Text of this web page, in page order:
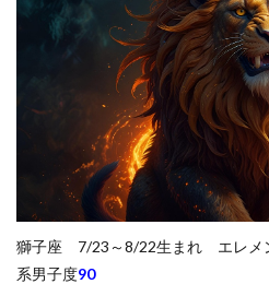
獅子座 7/23～8/22生まれ エレ
系男子度90